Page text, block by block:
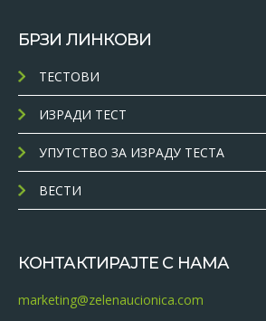
БРЗИ ЛИНКОВИ
ТЕСТОВИ
ИЗРАДИ ТЕСТ
УПУТСТВО ЗА ИЗРАДУ ТЕСТА
ВЕСТИ
КОНТАКТИРАЈТЕ С НАМА
marketing@zelenaucionica.com